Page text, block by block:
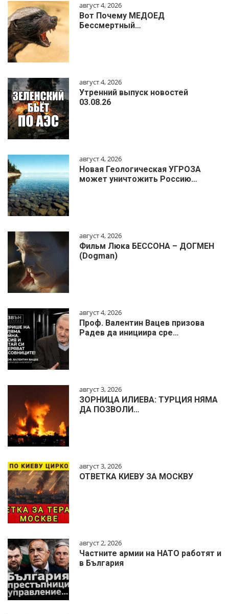
август 4, 2026
Вот Почему МЕДОЕД
Бессмертный…
август 4, 2026
Утренний выпуск новостей
03.08.26
август 4, 2026
Новая Геологическая УГРОЗА
может уничтожить Россию…
август 4, 2026
Фильм Люка БЕССОНА – ДОГМЕН
(Dogman)
август 4, 2026
Проф. Валентин Вацев призова
Радев да инициира сре…
август 3, 2026
ЗОРНИЦА ИЛИЕВА: ТУРЦИЯ НЯМА
ДА ПОЗВОЛИ…
август 3, 2026
ОТВЕТКА КИЕВУ ЗА МОСКВУ
август 2, 2026
Частните армии на НАТО работят и
в България